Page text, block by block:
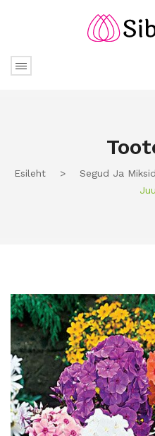
Esileht > Segud Ja Miksid